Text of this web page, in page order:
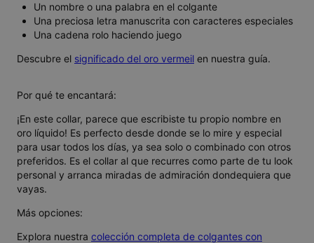
Un nombre o una palabra en el colgante
Una preciosa letra manuscrita con caracteres especiales
Una cadena rolo haciendo juego
Descubre el significado del oro vermeil en nuestra guía.
Por qué te encantará:
¡En este collar, parece que escribiste tu propio nombre en
oro líquido! Es perfecto desde donde se lo mire y especial
para usar todos los días, ya sea solo o combinado con otros
preferidos. Es el collar al que recurres como parte de tu look
personal y arranca miradas de admiración dondequiera que
vayas.
Más opciones:
Explora nuestra colección completa de colgantes con